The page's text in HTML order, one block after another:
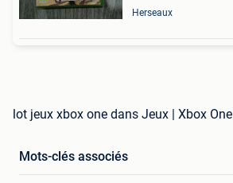
Herseaux
lot jeux xbox one dans Jeux | Xbox One
Mots-clés associés